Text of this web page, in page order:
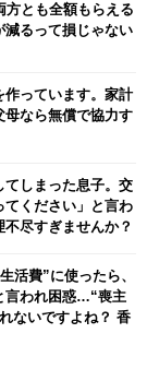
方とも全額もらえる
減るって損じゃない
作っています。家計
母なら無償で協力す
てしまった息子。交
てください」と言わ
尽すぎませんか？
活費”に使ったら、
言われ困惑…“喪主
ないですよね？ 香